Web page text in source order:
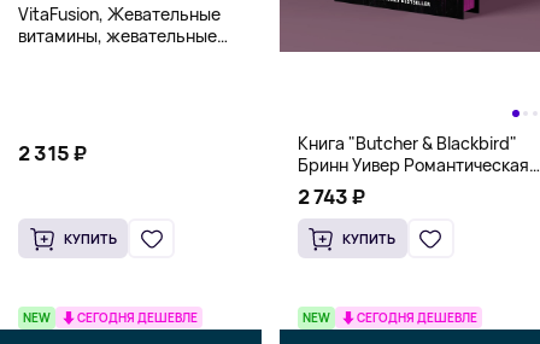
VitaFusion, Жевательные
витамины, жевательные
(125 мг в каждой
жевательной таблетке)
2 315 ₽
КУПИТЬ
Книга "Butcher & Blackbird"
Бринн Уивер Романтическая
комедия о серийных убийцах
(18+)
2 743 ₽
КУПИТЬ
NEW СЕГОДНЯ ДЕШЕВЛЕ NEW СЕГОДНЯ ДЕШЕВЛЕ